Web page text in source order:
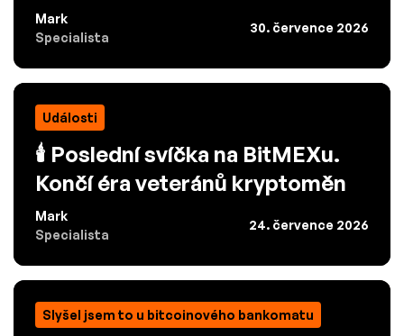
Mark
Specialista
30. července 2026
Události
🕯️ Poslední svíčka na BitMEXu.
Končí éra veteránů kryptoměn
Mark
Specialista
24. července 2026
Slyšel jsem to u bitcoinového bankomatu